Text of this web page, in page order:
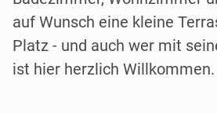
auf Wunsch eine kleine
Platz - und auch wer mit
ist hier herzlich Willkommen.